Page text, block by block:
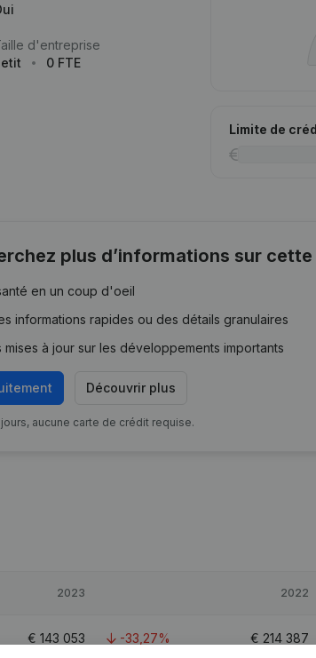
d'entreprise
0 FTE
Limite de
plus d’informations sur
en un coup d'oeil
informations rapides ou des détails granulaires
à jour sur les développements importants
Découvrir plus
aucune carte de crédit requise.
2023 2022
€ 143 053 -33,27% € 214 387